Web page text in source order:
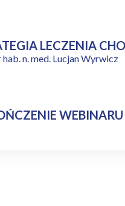
LECZENIA
n. med. Lucjan Wyrwicz
WEBINARU